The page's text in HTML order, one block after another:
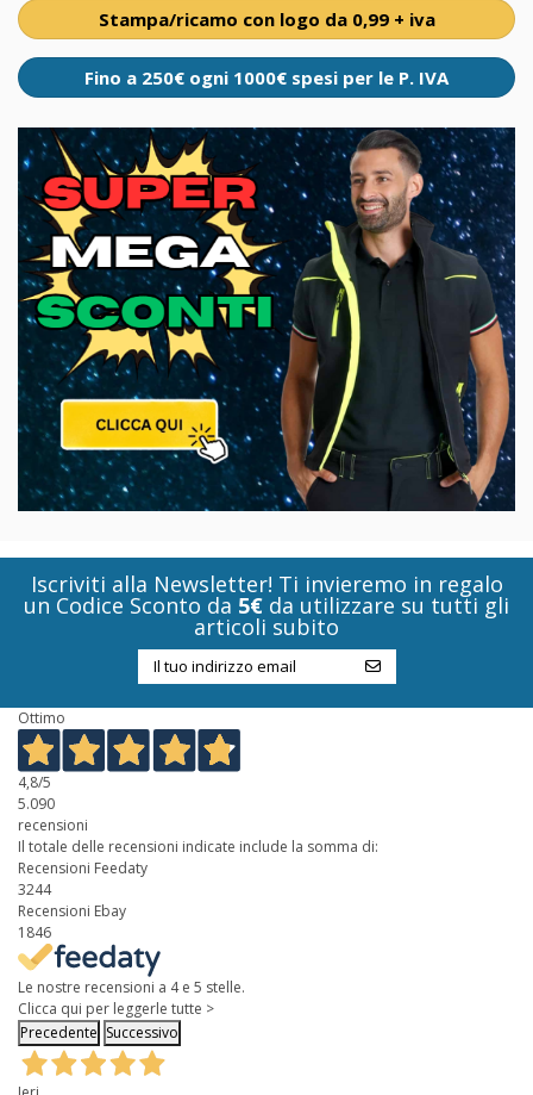
Stampa/ricamo con logo da 0,99 + iva
Fino a 250€ ogni 1000€ spesi per le P. IVA
Iscriviti alla Newsletter! Ti invieremo in regalo
un Codice Sconto da 5€ da utilizzare su tutti gli
articoli subito
Ottimo
4,8/5
5.090
recensioni
Il totale delle recensioni indicate include la somma di:
Recensioni Feedaty
3244
Recensioni Ebay
1846
Le nostre recensioni a 4 e 5 stelle.
Clicca qui per leggerle tutte >
Precedente Successivo